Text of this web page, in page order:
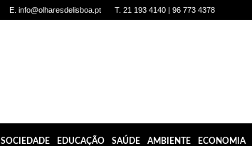
E. info@olharesdelisboa.pt T. 21 193 4140 | 96 773 4378
SOCIEDADE EDUCAÇÃO SAÚDE AMBIENTE ECONOMIA